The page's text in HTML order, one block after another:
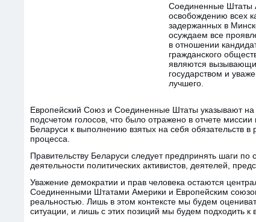
Соединенные Штаты
освобождению всех
задержанных в
осуждаем все
в отношении
гражданского
являются
государством и
лучшего.
Европейский Союз и Соединенные Штаты указывают
подсчетом голосов, что было отражено в отчете
Беларуси к выполнению взятых на себя
процесса.
Правительству Беларуси следует предпринять шаги
деятельности политических активистов, деятелей,
Уважение демократии и прав человека остаются
Соединенными Штатами Америки и Европейским
реальностью. Лишь в этом контексте мы будем
ситуации, и лишь с этих позиций мы будем подходить